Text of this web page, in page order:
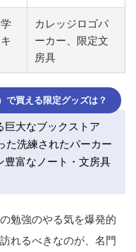
カレッジロゴパ
ーカー、限定文
房具
で買える限定グッズは？
巨大なブックストア
た洗練されたパーカー
富なノート・文房具
勉強のやる気を爆発的
れるべきなのが、名門